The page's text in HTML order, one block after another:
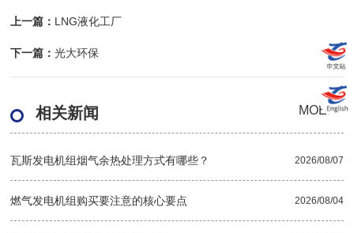
上一篇： LNG液化工厂
下一篇：光大环保
相关新闻 MOER+
瓦斯发电机组烟气余热处理方式有哪些？ 2026/08/07
燃气发电机组购买要注意的核心要点 2026/08/04